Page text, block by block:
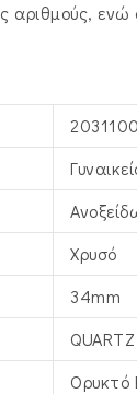
αριθμούς, ενώ
Χρυσό
34mm
QUARTZ
Ορυκτό